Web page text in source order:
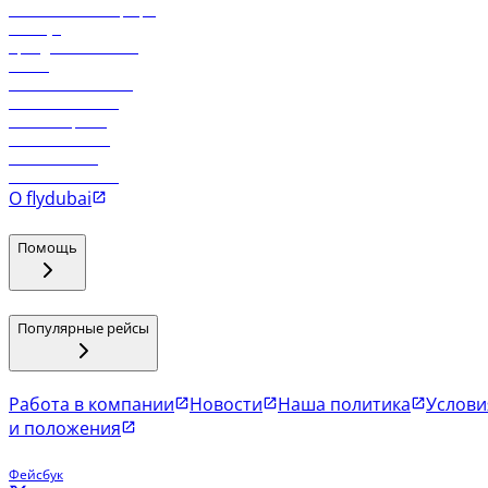
О flydubai
Помощь
Популярные рейсы
Работа в компании Новости Наша политика
и положения
Фейсбук